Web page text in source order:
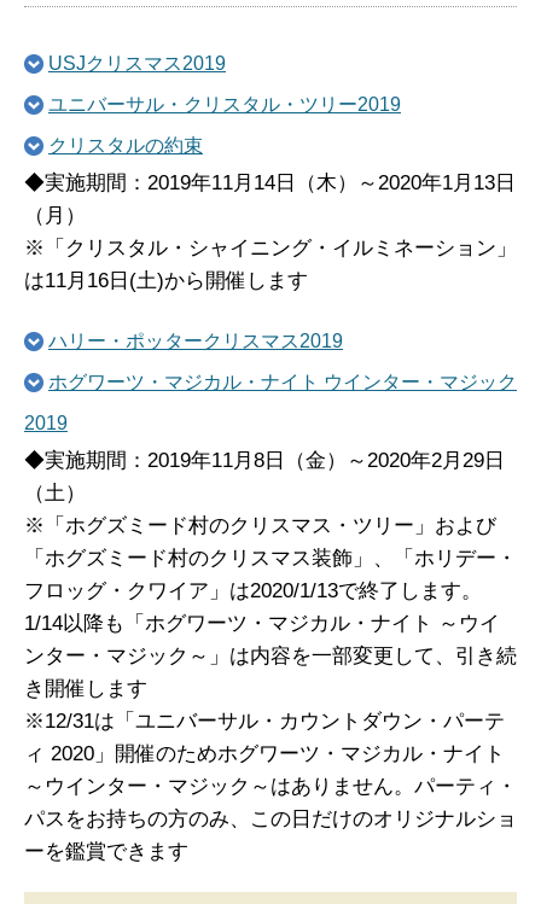
USJクリスマス2019
ユニバーサル・クリスタル・ツリー2019
クリスタルの約束
◆実施期間：2019年11月14日（木）～2020年1月13日
（月）
※「クリスタル・シャイニング・イルミネーション」
は11月16日(土)から開催します
ハリー・ポッタークリスマス2019
ホグワーツ・マジカル・ナイト ウインター・マジック
2019
◆実施期間：2019年11月8日（金）～2020年2月29日
（土）
※「ホグズミード村のクリスマス・ツリー」および
「ホグズミード村のクリスマス装飾」、「ホリデー・
フロッグ・クワイア」は2020/1/13で終了します。
1/14以降も「ホグワーツ・マジカル・ナイト ～ウイ
ンター・マジック～」は内容を一部変更して、引き続
き開催します
※12/31は「ユニバーサル・カウントダウン・パーテ
ィ 2020」開催のためホグワーツ・マジカル・ナイト
～ウインター・マジック～はありません。パーティ・
パスをお持ちの方のみ、この日だけのオリジナルショ
ーを鑑賞できます